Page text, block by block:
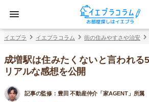
イエプラ イエプラコラム 街の住みやすさや治安
成増駅は住みたくないと言われる
リアルな感想を公開
記事の監修： 豊田 不動産仲介「家AGENT」所属